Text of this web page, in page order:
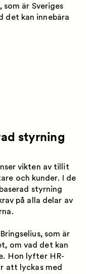
är Sveriges
det kan innebära
styrning
vikten av tillit
och kunder. I de
styrning
på alla delar av
som är
om vad det kan
Hon lyfter HR-
att lyckas med